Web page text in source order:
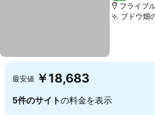
フライブ
ブドウ畑
最安値 ￥18,683
5件のサイトの料金を表示